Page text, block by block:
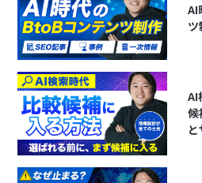
AI
AI
候